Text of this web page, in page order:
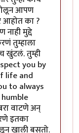
आपण
आहोत का ?
मुद्दे
तुम्हाला
खुंटलं. तुम्ही
you by
life and
to always
वाटणे अन्
इतका
खाली बसतो.